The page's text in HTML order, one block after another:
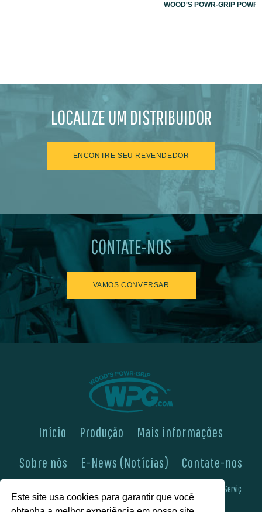
Este site usa cookies para garantir que você
WOOD'S POWR-GRIP
LOCALIZE UM DISTRIBUIDOR
ENCONTRE SEU REVENDEDOR
CONTATE-NOS
VAMOS CONVERSAR
Início Produção
Mais informações
Sobre nós
E-News (Notícias) Contate-nos
Boletins de Serviç